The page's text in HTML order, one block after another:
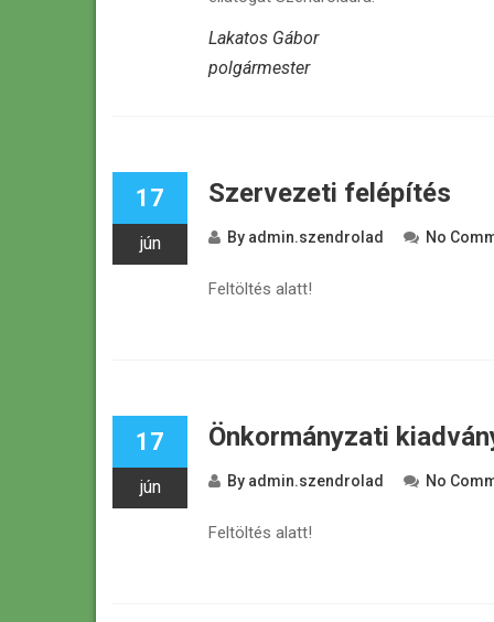
Lakatos Gábor
polgármester
17
jún
Szervezeti felépítés
By admin.szendrolad No
Feltöltés alatt!
17
jún
Önkormányzati
By admin.szendrolad No
Feltöltés alatt!